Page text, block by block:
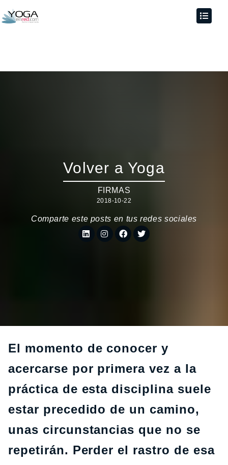
Volver a Yoga
FIRMAS
2018-10-22
Comparte este posts en tus redes sociales
El momento de conocer y
acercarse por primera vez a la
práctica de esta disciplina suele
estar precedido de un camino,
unas circunstancias que no se
repetirán. Perder el rastro de esa